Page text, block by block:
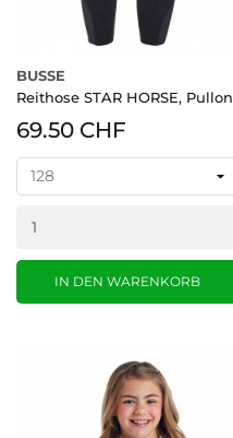
BUSSE
Reithose STAR HORSE, Pullon
69.50 CHF
IN DEN WARENKORB